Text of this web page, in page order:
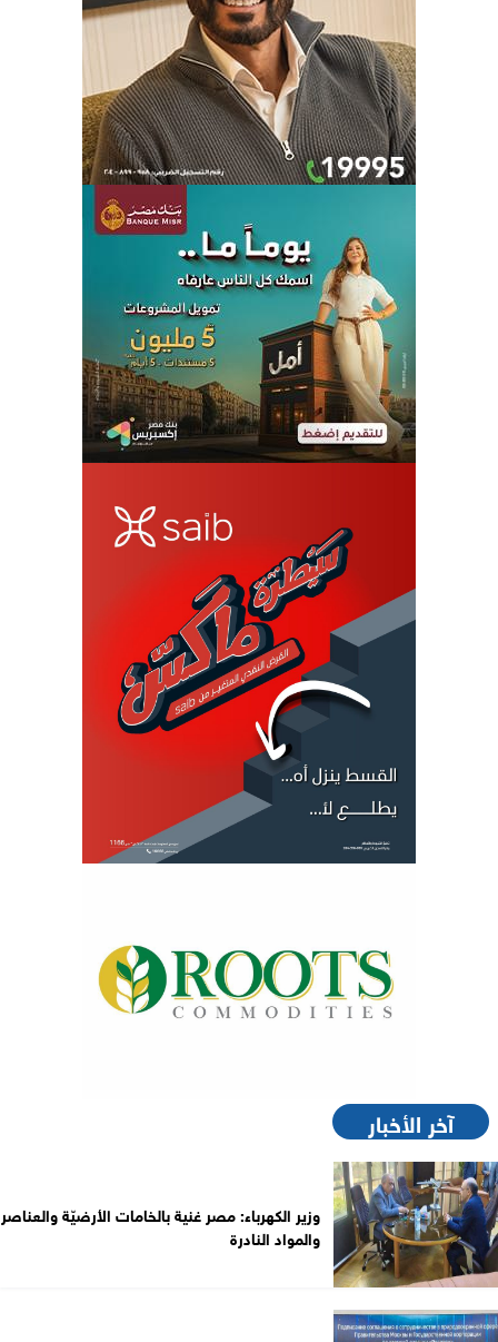
آخر الأخبار
وزير الكهرباء: مصر غنية بالخامات الأرضيّة والعناصر
والمواد النادرة